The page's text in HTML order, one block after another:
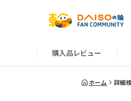
購入品レビュー
だんぜんトーク
運営からのお知ら
ーSP Blogー
プレゼントキャン
1周年記念キャンペ
公式ホームページ
ホーム 詳細